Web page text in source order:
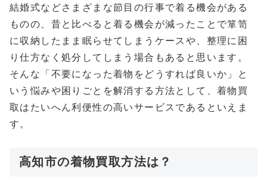
結婚式などさまざまな節目の行事で着る機会がある
ものの、昔と比べると着る機会が減ったことで箪笥
に収納したまま眠らせてしまうケースや、整理に困
り仕方なく処分してしまう場合もあると思います。
そんな「不要になった着物をどうすれば良いか」と
いう悩みや困りごとを解消する方法として、着物買
取はたいへん利便性の高いサービスであるといえま
す。
高知市の着物買取方法は？